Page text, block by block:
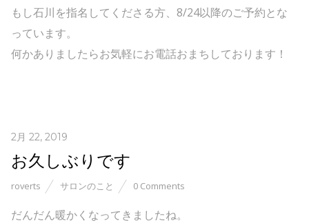
もし石川を指名してくださる方、8/24以降のご予約とな
っています。
何かありましたらお気軽にお電話おまちしております！
2月 22, 2019
お久しぶりです
roverts サロンのこと 0 Comments
だんだん暖かくなってきましたね。